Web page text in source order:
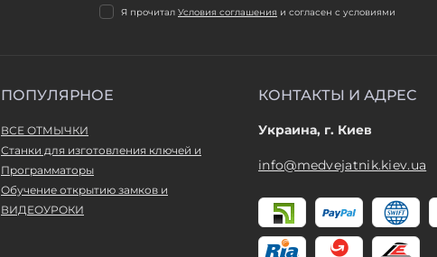
Я прочитал Условия соглашения и согласен с условиями
ПОПУЛЯРНОЕ
ВСЕ ОТМЫЧКИ
Станки для изготовления ключей и
Программаторы
Обучение открытию замков и
ВИДЕОУРОКИ
КОНТАКТЫ И АДРЕС
Украина, г. Киев
info@medvejatnik.kiev.ua